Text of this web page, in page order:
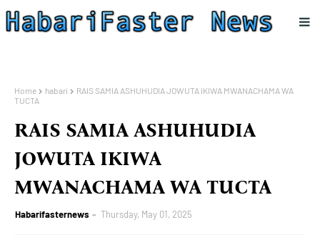
Home habari
RAIS SAMIA ASHUHUDIA JOWUTA IKIWA MWANACHAMA WA
TUCTA
RAIS SAMIA ASHUHUDIA
JOWUTA IKIWA
MWANACHAMA WA TUCTA
Habarifasternews Thursday, May 01, 2025